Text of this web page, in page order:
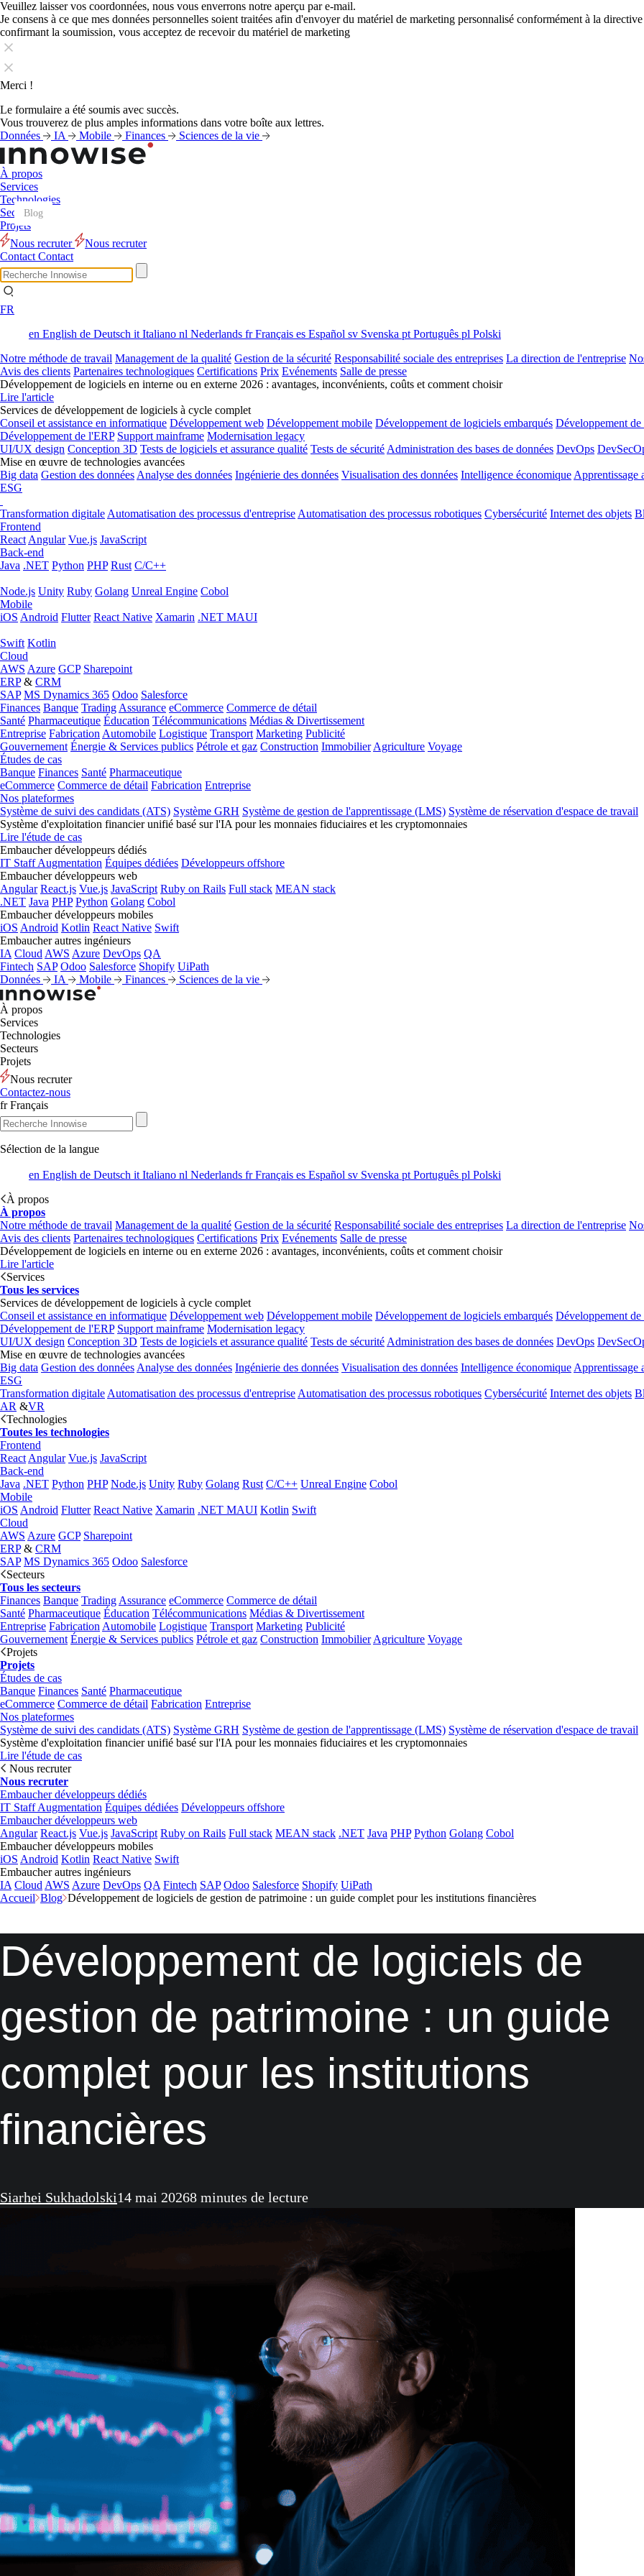
Veuillez laisser vos coordonnées, nous vous enverrons notre aperçu par e-mail.
Je consens à ce que mes données personnelles soient traitées afin d'envoyer du matériel de marketing personnalisé conformément à la
confirmant la soumission, vous acceptez de recevoir du matériel de marketing
Merci !
Le formulaire a été soumis avec succès.
Vous trouverez de plus amples informations dans votre boîte aux lettres.
Données
IA Mobile Finances Sciences de la vie
À propos
Services
Technologies
Secteurs
Projets
Nous recruter
Nous recruter
Contact Contact
FR
en English de Deutsch it Italiano nl Nederlands frFrançais es Español sv Svenska pt Português pl Polski
Notre méthode de travail Management de la qualité Gestion de la sécurité Responsabilité sociale des entreprises La direction de l'entreprise
Avis des clients Partenaires technologiques Certifications Prix Evénements Salle de presse
Développement de logiciels en interne ou en externe 2026 : avantages, inconvénients, coûts et comment choisir
Lire l'article
Services de développement de logiciels à cycle complet
Conseil et assistance en informatique Développement web Développement mobile Développement de logiciels embarqués Développement
Développement de l'ERP Support mainframe Modernisation legacy
UI/UX design Conception 3D Tests de logiciels et assurance qualité Tests de sécurité Administration des bases de données DevOps
Mise en œuvre de technologies avancées
Big data Gestion des données Analyse des données Ingénierie des données Visualisation des données Intelligence économique Apprentissage
ESG
Transformation digitale Automatisation des processus d'entreprise Automatisation des processus robotiques Cybersécurité Internet des objets
Frontend
React Angular Vue.js JavaScript
Back-end
Java .NET Python PHP Rust C/C++
Node.js Unity Ruby Golang Unreal Engine Cobol
Mobile
iOS Android Flutter React Native Xamarin .NET MAUI
Swift Kotlin
Cloud
AWS Azure GCP Sharepoint
ERP& CRM
SAP MS Dynamics 365 Odoo Salesforce
Finances Banque Trading Assurance eCommerce Commerce de détail
Santé Pharmaceutique Éducation Télécommunications Médias & Divertissement
Entreprise Fabrication Automobile Logistique Transport Marketing Publicité
Gouvernement Énergie & Services publics Pétrole et gaz Construction Immobilier Agriculture Voyage
Études de cas
Banque Finances Santé Pharmaceutique
eCommerce Commerce de détail Fabrication Entreprise
Nos plateformes
Système de suivi des candidats (ATS) Système GRH Système de gestion de l'apprentissage (LMS) Système de réservation d'espace de travail
Système d'exploitation financier unifié basé sur l'IA pour les monnaies fiduciaires et les cryptomonnaies
Lire l'étude de cas
Embaucher développeurs dédiés
IT Staff Augmentation Équipes dédiées Développeurs offshore
Embaucher développeurs web
Angular React.js Vue.js JavaScript Ruby on Rails Full stack MEAN stack
.NET Java PHP Python Golang Cobol
Embaucher développeurs mobiles
iOS Android Kotlin React Native Swift
Embaucher autres ingénieurs
IA Cloud AWS Azure DevOps QA
Fintech SAP Odoo Salesforce Shopify UiPath
Données
IA Mobile Finances Sciences de la vie
À propos
Services
Technologies
Secteurs
Projets
Nous recruter
Contactez-nous
fr Français
Sélection de la langue
en English de Deutsch it Italiano nl Nederlands frFrançais es Español sv Svenska pt Português pl Polski
À propos
À propos
Notre méthode de travail Management de la qualité Gestion de la sécurité Responsabilité sociale des entreprises La direction de l'entreprise
Avis des clients Partenaires technologiques Certifications Prix Evénements Salle de presse
Développement de logiciels en interne ou en externe 2026 : avantages, inconvénients, coûts et comment choisir
Lire l'article
Services
Tous les services
Services de développement de logiciels à cycle complet
Conseil et assistance en informatique Développement web Développement mobile Développement de logiciels embarqués Développement
Développement de l'ERP Support mainframe Modernisation legacy
UI/UX design Conception 3D Tests de logiciels et assurance qualité Tests de sécurité Administration des bases de données DevOps
Mise en œuvre de technologies avancées
Big data Gestion des données Analyse des données Ingénierie des données Visualisation des données Intelligence économique Apprentissage
ESG
Transformation digitale Automatisation des processus d'entreprise Automatisation des processus robotiques Cybersécurité Internet des objets
AR &VR
Technologies
Toutes les technologies
Frontend
React Angular Vue.js JavaScript
Back-end
Java .NET Python PHP Node.js Unity Ruby Golang Rust C/C++ Unreal Engine Cobol
Mobile
iOS Android Flutter React Native Xamarin .NET MAUI Kotlin Swift
Cloud
AWS Azure GCP Sharepoint
ERP& CRM
SAP MS Dynamics 365 Odoo Salesforce
Secteurs
Tous les secteurs
Finances Banque Trading Assurance eCommerce Commerce de détail
Santé Pharmaceutique Éducation Télécommunications Médias & Divertissement
Entreprise Fabrication Automobile Logistique Transport Marketing Publicité
Gouvernement Énergie & Services publics Pétrole et gaz Construction Immobilier Agriculture Voyage
Projets
Projets
Études de cas
Banque Finances Santé Pharmaceutique
eCommerce Commerce de détail Fabrication Entreprise
Nos plateformes
Système de suivi des candidats (ATS) Système GRH Système de gestion de l'apprentissage (LMS) Système de réservation d'espace de travail
Système d'exploitation financier unifié basé sur l'IA pour les monnaies fiduciaires et les cryptomonnaies
Lire l'étude de cas
Nous recruter
Nous recruter
Embaucher développeurs dédiés
IT Staff Augmentation Équipes dédiées Développeurs offshore
Embaucher développeurs web
Angular React.js Vue.js JavaScript Ruby on Rails Full stack MEAN stack .NET Java PHP Python Golang Cobol
Embaucher développeurs mobiles
iOS Android Kotlin React Native Swift
Embaucher autres ingénieurs
IA Cloud AWS Azure DevOps QA Fintech SAP Odoo Salesforce Shopify UiPath
Accueil Blog Développement de logiciels de gestion de patrimoine : un guide complet pour les institutions financières
Développement de logiciels de
gestion de patrimoine : un guide
complet pour les institutions
financières
Siarhei Sukhadolski14 mai 20268 minutes de lecture
Blog
Blog
Blog
Blog
Blog
Blog
Blog
Blog
Blog
Blog
Blog
Blog